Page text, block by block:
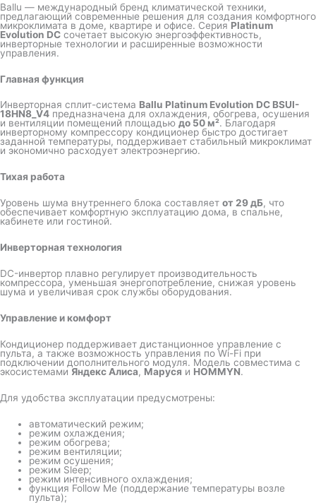
Ballu — международный бренд климатической техники,
предлагающий современные решения для создания комфортного
микроклимата в доме, квартире и офисе. СерияPlatinum
Evolution DC сочетает высокую энергоэффективность,
инверторные технологии и расширенные возможности
управления.
Главная функция
Инверторная сплит-система Ballu Platinum Evolution DC BSUI-
18HN8_V4 предназначена для охлаждения, обогрева, осушения
и вентиляции помещений площадью до 50 м². Благодаря
инверторному компрессору кондиционер быстро достигает
заданной температуры, поддерживает стабильный микроклимат
и экономично расходует электроэнергию.
Тихая работа
Уровень шума внутреннего блока составляет от 29 дБ, что
обеспечивает комфортную эксплуатацию дома, в спальне,
кабинете или гостиной.
Инверторная технология
DC-инвертор плавно регулирует производительность
компрессора, уменьшая энергопотребление, снижая уровень
шума и увеличивая срок службы оборудования.
Управление и комфорт
Кондиционер поддерживает дистанционное управление с
пульта, а также возможность управления по Wi-Fi при
подключении дополнительного модуля. Модель совместима с
экосистемами Яндекс Алиса, Маруся и HOMMYN.
Для удобства эксплуатации предусмотрены:
автоматический режим;
режим охлаждения;
режим обогрева;
режим вентиляции;
режим осушения;
режим Sleep;
режим интенсивного охлаждения;
функция Follow Me (поддержание температуры возле
пульта);